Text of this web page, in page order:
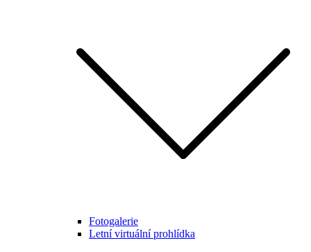
Fotogalerie
Letní virtuální prohlídka